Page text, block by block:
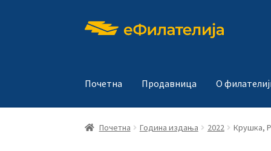
Прескочи
Скочи
Почетна Продавница О
Почетна Година издања 2022 Крушка,